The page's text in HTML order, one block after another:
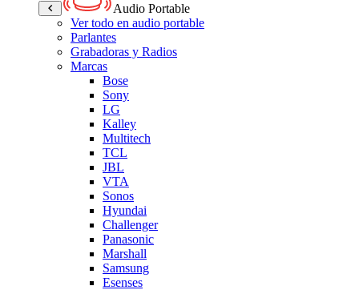
Audio Portable
Ver todo en audio portable
Parlantes
Grabadoras y Radios
Marcas
Bose
Sony
LG
Kalley
Multitech
TCL
JBL
VTA
Sonos
Hyundai
Challenger
Panasonic
Marshall
Samsung
Esenses